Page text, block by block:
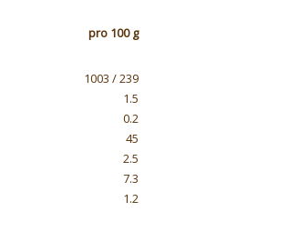
pro 100 g
1003 / 239
1.5
0.2
45
2.5
7.3
1.2